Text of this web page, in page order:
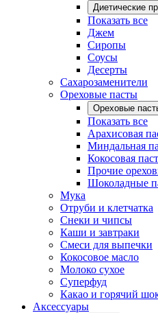
Диетические
Показать все
Джем
Сиропы
Соусы
Десерты
Сахарозаменители
Ореховые пасты
Ореховые
Показать все
Арахисовая
Миндальная
Кокосовая
Прочие
Шоколадные
Мука
Отруби и клетчатка
Снеки и чипсы
Каши и завтраки
Смеси для выпечки
Кокосовое масло
Молоко сухое
Суперфуд
Какао и горячий
Аксессуары